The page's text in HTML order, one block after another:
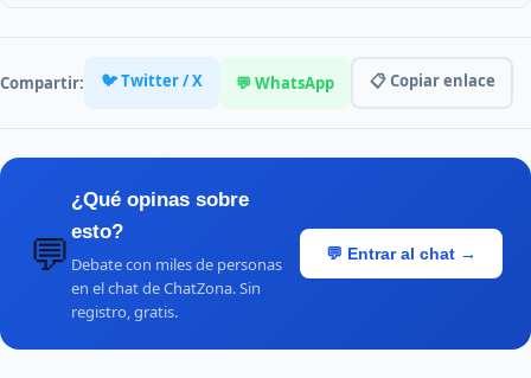
Compartir: 🐦 Twitter / X 💬 WhatsApp 📋 Copiar enlace
💬
¿Qué opinas sobre
esto?
Debate con miles de personas
en el chat de ChatZona. Sin
registro, gratis.
💬 Entrar al chat →